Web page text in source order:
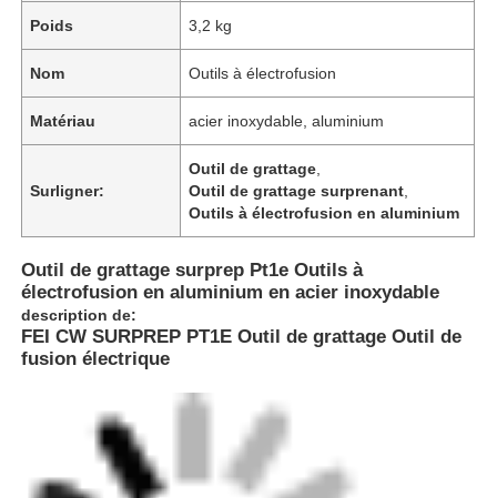
Poids 3,2 kg
Nom Outils à électrofusion
Matériau acier inoxydable, aluminium
Surligner:
Outil de grattage
Outil de grattage surprenant
Outils à électrofusion en aluminium
Outil de grattage surprep Pt1e Outils à
électrofusion en aluminium en acier inoxydable
description de:
FEI CW SURPREP PT1E Outil de grattage Outil de
fusion électrique